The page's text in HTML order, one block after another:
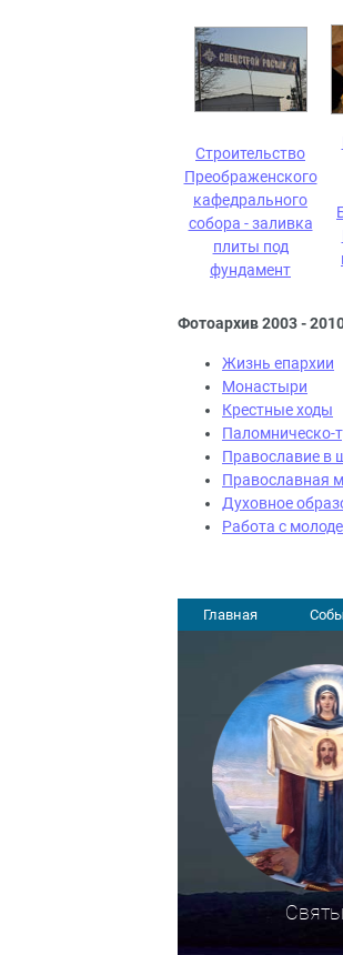
Строительство
Преображенского
кафедрального
собора - заливка
плиты под
фундамент
Фотоархив 2003 -
Жизнь епархии
Монастыри
Крестные ходы
Паломническо-
Православие в
Православная
Духовное
Работа с
Главная